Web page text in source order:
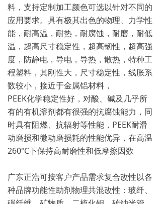
料，支持定制加工颜色可选以针对不同的
应用要求。具有极其出色的物理、力学性
能，耐高温，耐热，耐腐蚀，耐磨，耐低
温，超高尺寸稳定性，超高韧性，超高强
度，防静电，导电，导热，散热，特种工
程塑料，其刚性大，尺寸稳定性，线胀系
数较小，接近于金属铝材料，
PEEK化学稳定性好，对酸、碱及几乎所
有的有机溶剂都有很强的抗腐蚀能力，同
时具有阻燃、抗辐射等性能，PEEK耐滑
动磨损和微动磨损耗的性能优异，在高温
260℃下保持高耐磨性和低摩擦因数
广东正浩可按客户产品需求复合改性以各
种品牌功能性助剂物理共混改性：玻纤、